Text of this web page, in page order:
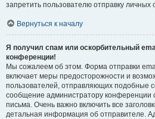
запретить пользователю отправку личных
Вернуться к началу
Я получил спам или оскорбительный
конференции!
Мы сожалеем об этом. Форма отправки
включает меры предосторожности и
пользователей, отправляющих подобные
сообщение администратору конференции
письма. Очень важно включить все
детальная информация об отправителе.